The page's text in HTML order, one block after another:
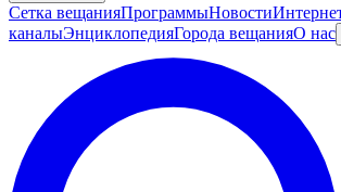
Сетка вещанияПрограммыНовости
каналыЭнциклопедияГорода вещанияО нас